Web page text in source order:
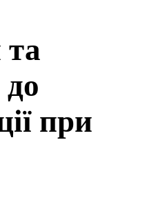
при